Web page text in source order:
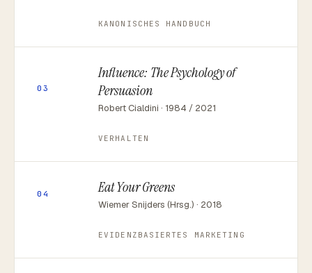
KANONISCHES HANDBUCH
03
Influence: The Psychology of
Persuasion
Robert Cialdini · 1984 / 2021
VERHALTEN
04 Eat Your Greens
Wiemer Snijders (Hrsg.) · 2018
EVIDENZBASIERTES MARKETING